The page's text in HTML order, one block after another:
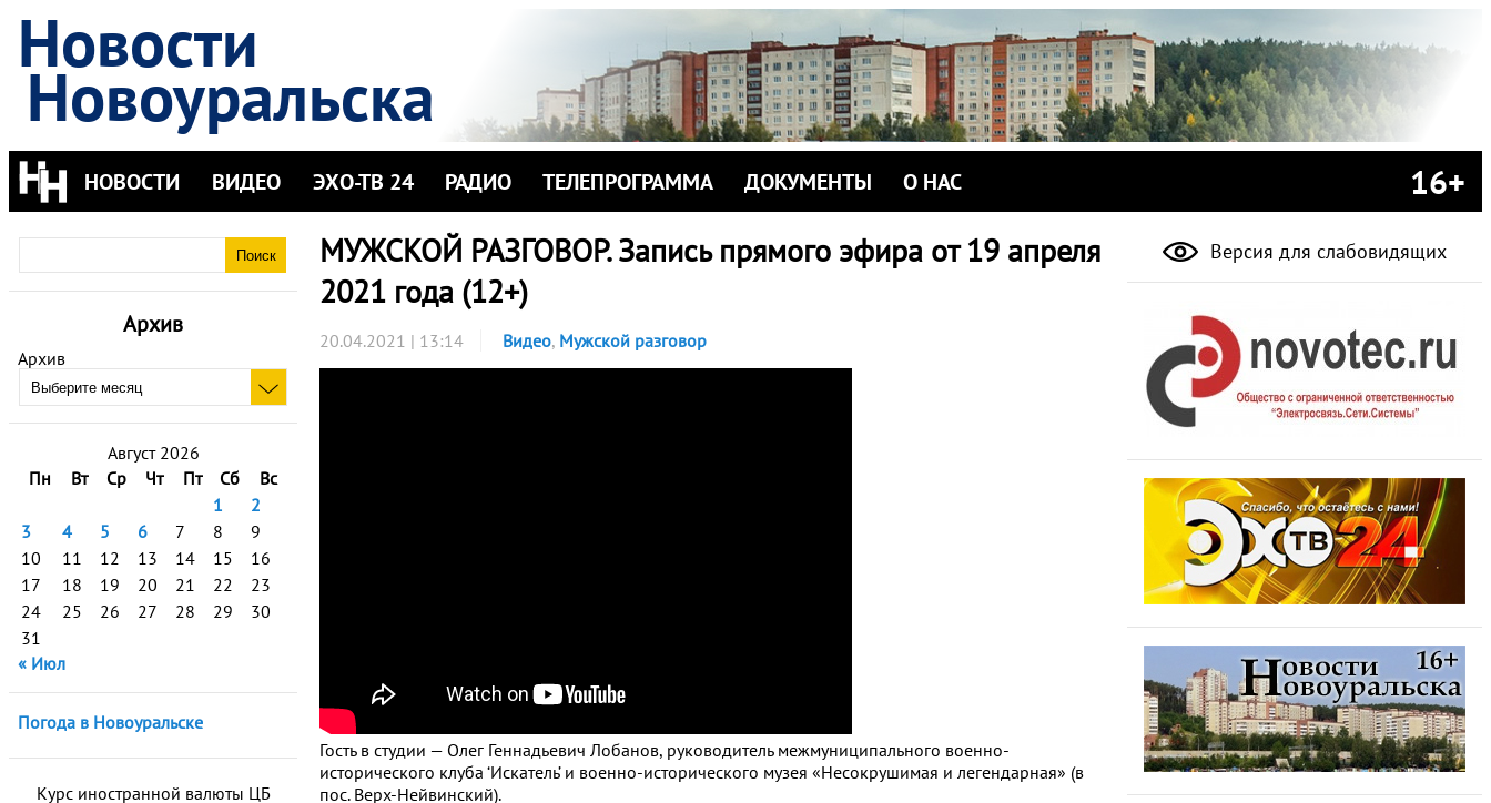
Новости
Новоуральска
НОВОСТИ ВИДЕО ЭХО-ТВ 24 РАДИО ТЕЛЕПРОГРАММА ДОКУМЕНТЫ О НАС 16+
Архив
Архив
Август 2026
Пн
Вт Ср Чт Пт Сб
Вс
1
2
3
4 5 6 7 8
9
10
11 12 13 14 15
16
17
18 19 20 21 22
23
24
25 26 27 28 29
30
31
« Июл
Погода в Новоуральске
Курс иностранной валюты ЦБ
МУЖСКОЙ РАЗГОВОР. Запись прямого эфира от 19 апреля
2021 года (12+)
20.04.2021 | 13:14 Видео, Мужской разговор
Гость в студии — Олег Геннадьевич Лобанов, руководитель межмуниципального военно-
исторического клуба ‘Искатель’ и военно-исторического музея «Несокрушимая и легендарная» (в
пос. Верх-Нейвинский).
Версия для слабовидящих